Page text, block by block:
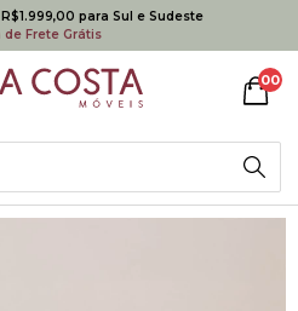
para Sul e Sudeste
de Frete Grátis
00